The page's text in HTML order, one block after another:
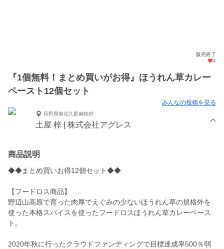
販売終了
4
『1個無料！まとめ買いがお得』ほうれん草カレー
ペースト12個セット
みんなの投稿を見る
長野県南佐久郡南牧村
土屋 梓 | 株式会社アグレス
商品説明
◆◆まとめ買いお得12個セット◆◆
【フードロス商品】
野辺山高原で育った肉厚でえぐみの少ないほうれん草の規格外を
使った本格スパイスを使ったフードロスほうれん草カレーペース
ト。
2020年秋に行ったクラウドファンディングで目標達成率500％弱